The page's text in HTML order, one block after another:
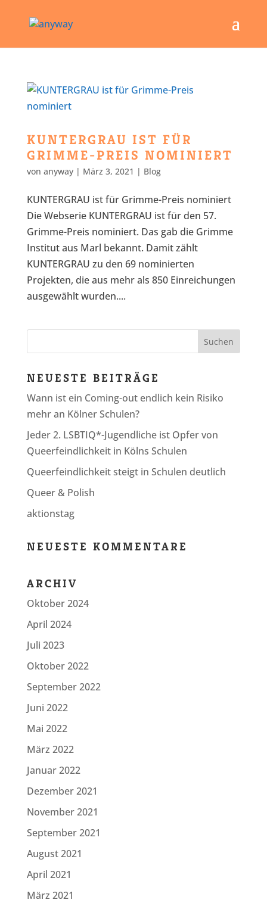
KUNTERGRAU IST FÜR
GRIMME-PREIS NOMINIERT
von anyway| März 3, 2021 | Blog
KUNTERGRAU ist für Grimme-Preis nominiert
Die Webserie KUNTERGRAU ist für den 57.
Grimme-Preis nominiert. Das gab die Grimme
Institut aus Marl bekannt. Damit zählt
KUNTERGRAU zu den 69 nominierten
Projekten, die aus mehr als 850 Einreichungen
ausgewählt wurden....
NEUESTE BEITRÄGE
Wann ist ein Coming-out endlich kein Risiko
mehr an Kölner Schulen?
Jeder 2. LSBTIQ*-Jugendliche ist Opfer von
Queerfeindlichkeit in Kölns Schulen
Queerfeindlichkeit steigt in Schulen deutlich
Queer & Polish
aktionstag
NEUESTE KOMMENTARE
ARCHIV
Oktober 2024
April 2024
Juli 2023
Oktober 2022
September 2022
Juni 2022
Mai 2022
März 2022
Januar 2022
Dezember 2021
November 2021
September 2021
August 2021
April 2021
März 2021